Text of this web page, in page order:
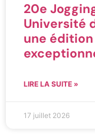
20e
Université
une
LIRE LA SUITE »
17 juillet 2026